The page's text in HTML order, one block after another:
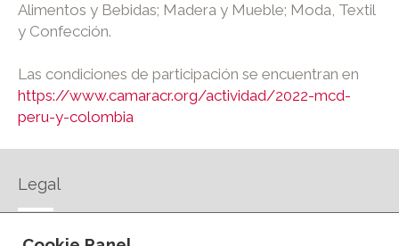
Alimentos y Bebidas; Madera y Mueble; Moda, Textil
y Confección.
Las condiciones de participación se encuentran en
https://www.camaracr.org/actividad/2022-mcd-
peru-y-colombia
Legal
AVISO LEGAL